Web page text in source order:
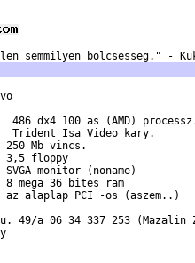
49/a 06 34 337 253 (Mazalin